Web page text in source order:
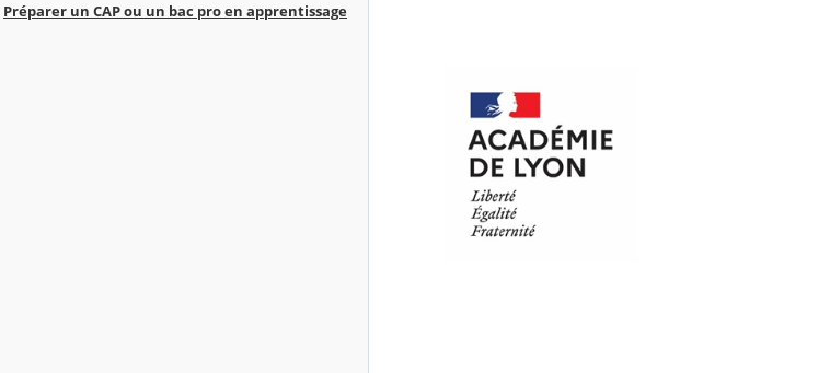
Préparer un CAP ou un bac pro en apprentissage